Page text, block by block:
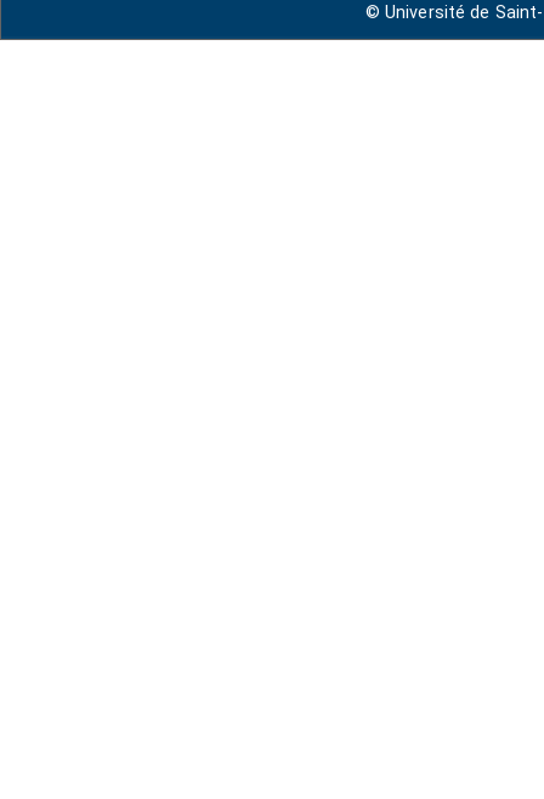
© Université de